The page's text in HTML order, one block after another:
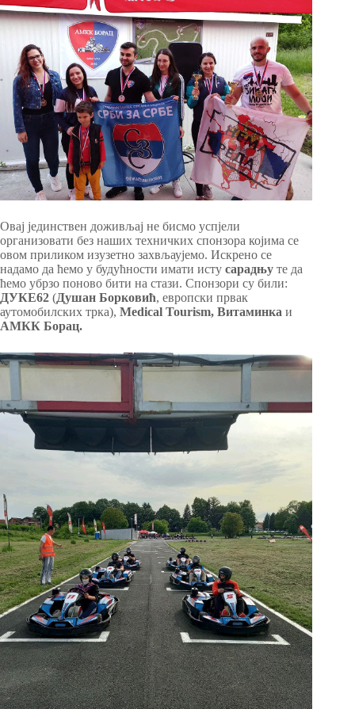
Овај јединствен доживљај не бисмо успјели
организовати без наших техничких спонзора којима се
овом приликом изузетно захвљаујемо. Искрено се
надамо да ћемо у будућности имати исту сарадњу те да
ћемо убрзо поново бити на стази. Спонзори су били:
ДУКЕ62 (Душан Борковић, европски првак
аутомобилских трка), Medical Tourism, Витаминка и
АМКК Борац.